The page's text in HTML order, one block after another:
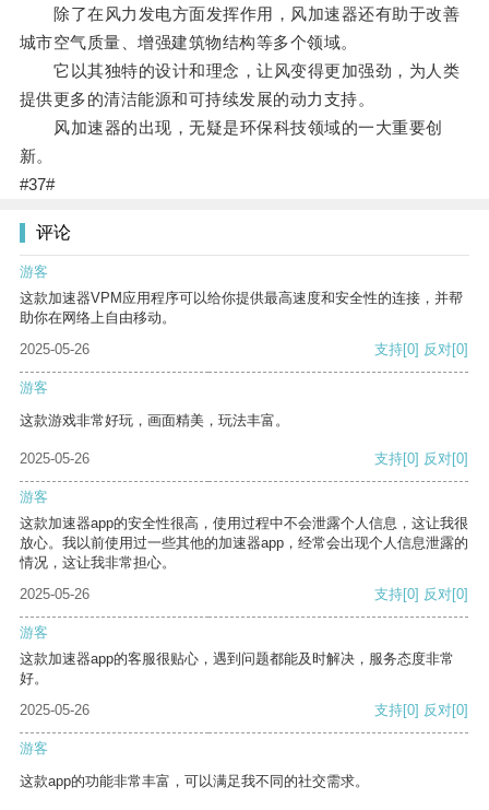
除了在风力发电方面发挥作用，风加速器还有助于改善
城市空气质量、增强建筑物结构等多个领域。
它以其独特的设计和理念，让风变得更加强劲，为人类
提供更多的清洁能源和可持续发展的动力支持。
风加速器的出现，无疑是环保科技领域的一大重要创
新。
#37#
评论
游客
这款加速器VPM应用程序可以给你提供最高速度和安全性的连接，并帮
助你在网络上自由移动。
2025-05-26
支持[0] 反对[0]
游客
这款游戏非常好玩，画面精美，玩法丰富。
2025-05-26 支持[0] 反对[0]
游客
这款加速器app的安全性很高，使用过程中不会泄露个人信息，这让我很
放心。我以前使用过一些其他的加速器app，经常会出现个人信息泄露的
情况，这让我非常担心。
2025-05-26
支持[0] 反对[0]
游客
这款加速器app的客服很贴心，遇到问题都能及时解决，服务态度非常
好。
2025-05-26
支持[0] 反对[0]
游客
这款app的功能非常丰富，可以满足我不同的社交需求。